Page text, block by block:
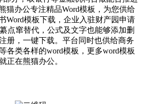
猫办公专注精品Word模板，为您供给
Word模板下载，企业入驻财产园申请
点窜替代，公式及文字也能够添加删
册，一键下载。平台同时也供给商务
各类各样的word模板，更多word模板
就正在熊猫办公。